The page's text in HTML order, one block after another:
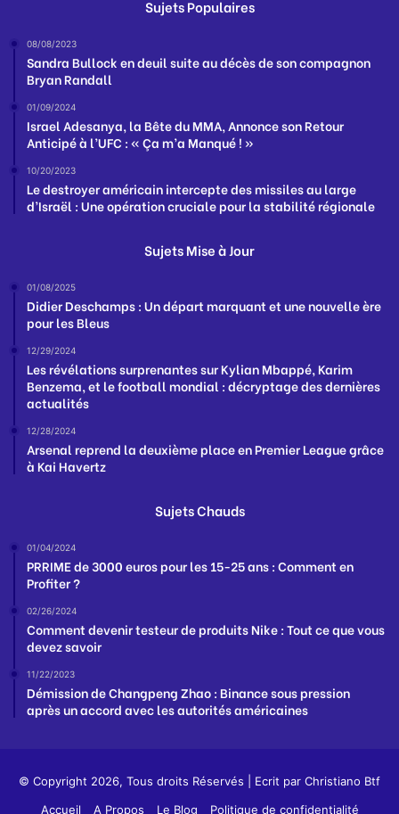
Sujets Populaires
08/08/2023
Sandra Bullock en deuil suite au décès de son compagnon
Bryan Randall
01/09/2024
Israel Adesanya, la Bête du MMA, Annonce son Retour
Anticipé à l’UFC : « Ça m’a Manqué ! »
10/20/2023
Le destroyer américain intercepte des missiles au large
d’Israël : Une opération cruciale pour la stabilité régionale
Sujets Mise à Jour
01/08/2025
Didier Deschamps : Un départ marquant et une nouvelle ère
pour les Bleus
12/29/2024
Les révélations surprenantes sur Kylian Mbappé, Karim
Benzema, et le football mondial : décryptage des dernières
actualités
12/28/2024
Arsenal reprend la deuxième place en Premier League grâce
à Kai Havertz
Sujets Chauds
01/04/2024
PRRIME de 3000 euros pour les 15-25 ans : Comment en
Profiter ?
02/26/2024
Comment devenir testeur de produits Nike : Tout ce que vous
devez savoir
11/22/2023
Démission de Changpeng Zhao : Binance sous pression
après un accord avec les autorités américaines
© Copyright 2026, Tous droits Réservés | Ecrit par Christiano Btf
Accueil
A Propos Le Blog Politique de confidentialité